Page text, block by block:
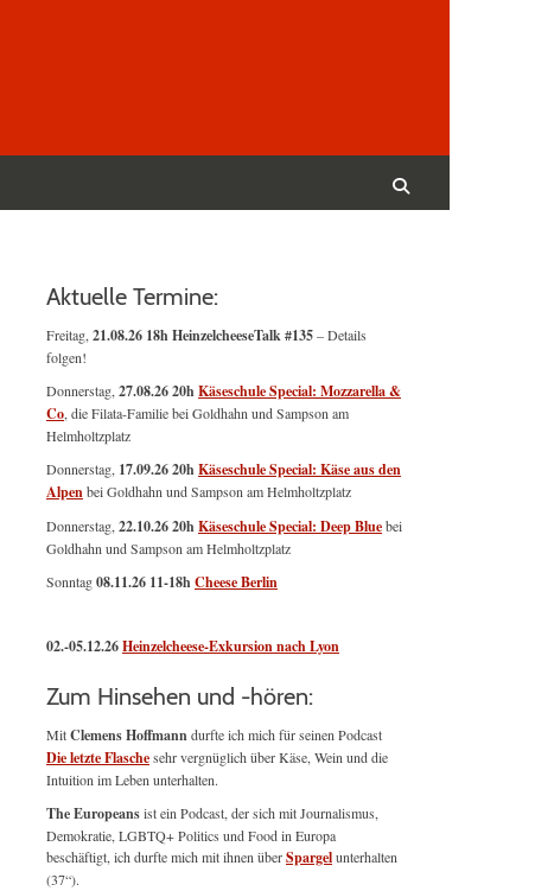
Aktuelle Termine:
Freitag, 21.08.26 18h HeinzelcheeseTalk #135– Details
folgen!
Donnerstag, 27.08.26 20hKäseschule Special: Mozzarella &
Co , die Filata-Familie bei Goldhahn und Sampson am
Helmholtzplatz
Donnerstag, 17.09.26 20hKäseschule Special: Käse aus den
Alpenbei Goldhahn und Sampson am Helmholtzplatz
Donnerstag, 22.10.26 20hKäseschule Special: Deep Bluebei
Goldhahn und Sampson am Helmholtzplatz
Sonntag08.11.26 11-18hCheese Berlin
02.-05.12.26Heinzelcheese-Exkursion nach Lyon
Zum Hinsehen und -hören:
MitClemens Hoffmanndurfte ich mich für seinen Podcast
Die letzte Flaschesehr vergnüglich über Käse, Wein und die
Intuition im Leben unterhalten.
The Europeansist ein Podcast, der sich mit Journalismus,
Demokratie, LGBTQ+ Politics und Food in Europa
beschäftigt, ich durfte mich mit ihnen überSpargelunterhalten
(37“).